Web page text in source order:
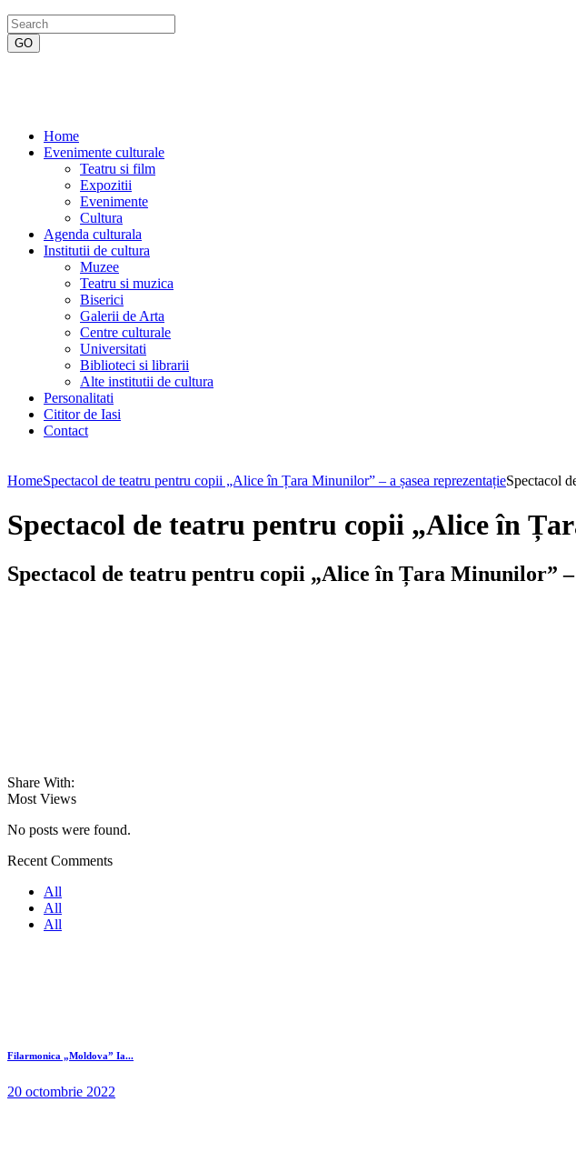
Home
Evenimente culturale
Teatru si film
Expozitii
Evenimente
Cultura
Agenda culturala
Institutii de cultura
Muzee
Teatru si muzica
Biserici
Galerii de Arta
Centre culturale
Universitati
Biblioteci si librarii
Alte institutii de cultura
Personalitati
Cititor de Iasi
Contact
HomeSpectacol de teatru pentru copii „Alice în Țara Minunilor” – a șasea reprezentațieSpectacol
Spectacol de teatru pentru copii „Alice în
Spectacol de teatru pentru copii „Alice în Țara Minunilor” –
Share With:
Most Views
No posts were found.
Recent Comments
All
All
All
Filarmonica „Moldova” Ia...
20 octombrie 2022